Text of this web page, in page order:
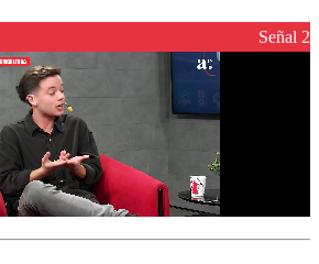
Señal 2